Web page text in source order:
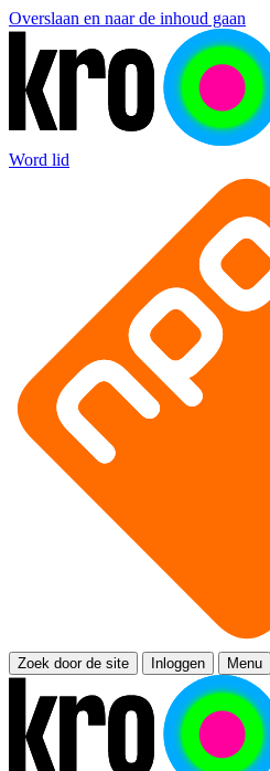
Overslaan en naar de inhoud gaan
Word lid
Zoek door de site Inloggen Menu